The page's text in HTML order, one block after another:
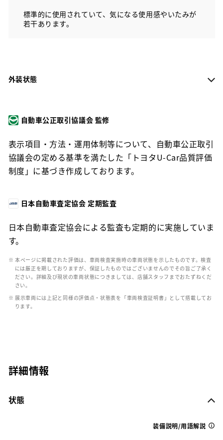
標準的に使用されていて、気になる使用感やいたみが
若干あります。
外装状態
自動車公正取引協議会 監修
表示項目・方法・運用体制等について、自動車公正取引
協議会の定める基準を満たした「トヨタU-Car品質評価
制度」に基づき作成しております。
日本自動車査定協会 定期監査
日本自動車査定協会による監査も定期的に実施していま
す。
※ 本ページに掲載された評価は、車両検査実施時の車両状態を示したものです。検査
には厳正を期しておりますが、保証したものではございませんのでその旨ご了承く
ださい。詳細及び現状の車両状態につきましては、店舗スタッフまでおたずねくだ
さい。
※ 展示車両には上記と同様の評価点・状態表を「車両検査証明書」として搭載してお
ります。
詳細情報
状態
装備説明/用語解説